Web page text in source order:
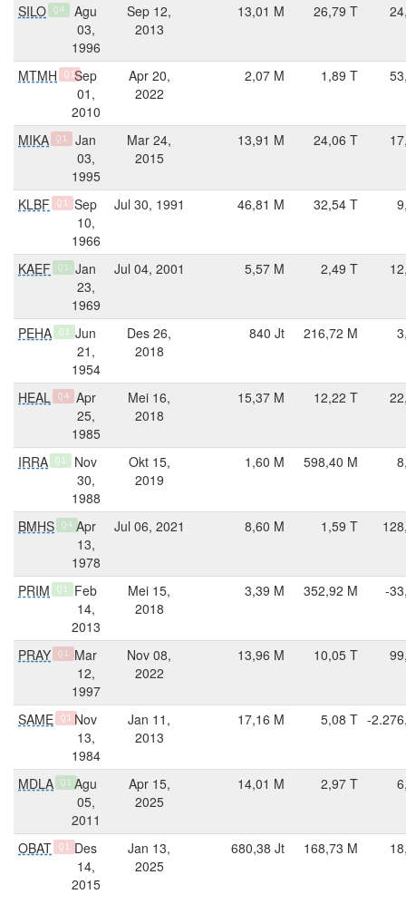
SILO Q4
Agu
03,
1996
Sep 12,
2013
13,01 M 26,79 T
MTMH Q1Sep
01,
2010
Apr 20,
2022
2,07 M 1,89 T
MIKA Q1
Jan
03,
1995
Mar 24,
2015
13,91 M 24,06 T
KLBF Q1
Sep
10,
1966
Jul 30, 1991 46,81 M 32,54 T
KAEF Q1
Jan
23,
1969
Jul 04, 2001 5,57 M 2,49 T
PEHA Q1
Jun
21,
1954
Des 26,
2018
840 Jt 216,72 M
HEAL Q4
Apr
25,
1985
Mei 16,
2018
15,37 M 12,22 T
IRRA Q1
Nov
30,
1988
Okt 15,
2019
1,60 M 598,40 M
BMHS Q4 Apr
13,
1978
Jul 06, 2021 8,60 M 1,59 T
PRIM Q1
Feb
14,
2013
Mei 15,
2018
3,39 M 352,92 M -
PRAY Q1
Mar
12,
1997
Nov 08,
2022
13,96 M 10,05 T
SAME Q1 Nov
13,
1984
Jan 11,
2013
17,16 M 5,08 T -
MDLA Q1 Agu
05,
2011
Apr 15,
2025
14,01 M 2,97 T
OBAT Q1
Des
14,
2015
Jan 13,
2025
680,38 Jt 168,73 M